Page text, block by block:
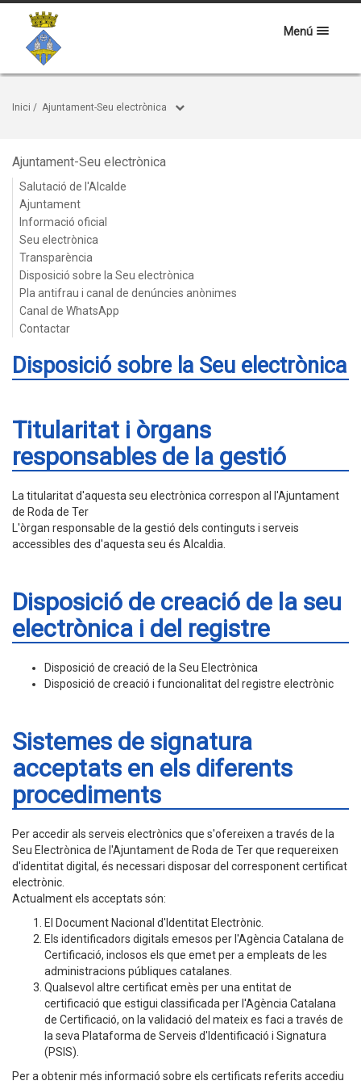
Menú
Inici / Ajuntament-Seu electrònica
Ajuntament-Seu electrònica
Salutació de l'Alcalde
Ajuntament
Informació oficial
Seu electrònica
Transparència
Disposició sobre la Seu electrònica
Pla antifrau i canal de denúncies anònimes
Canal de WhatsApp
Contactar
Disposició sobre la Seu electrònica
Titularitat i òrgans
responsables de la gestió
La titularitat d'aquesta seu electrònica correspon al l'Ajuntament
de Roda de Ter
L'òrgan responsable de la gestió dels continguts i serveis
accessibles des d'aquesta seu és Alcaldia.
Disposició de creació de la seu
electrònica i del registre
Disposició de creació de la Seu Electrònica
Disposició de creació i funcionalitat del registre electrònic
Sistemes de signatura
acceptats en els diferents
procediments
Per accedir als serveis electrònics que s'ofereixen a través de la
Seu Electrònica de l'Ajuntament de Roda de Ter que requereixen
d'identitat digital, és necessari disposar del corresponent certificat
electrònic.
Actualment els acceptats són:
El Document Nacional d'Identitat Electrònic.
Els identificadors digitals emesos per l'Agència Catalana de
Certificació, inclosos els que emet per a empleats de les
administracions públiques catalanes.
Qualsevol altre certificat emès per una entitat de
certificació que estigui classificada per l'Agència Catalana
de Certificació, on la validació del mateix es faci a través de
la seva Plataforma de Serveis d'Identificació i Signatura
(PSIS).
Per a obtenir més informació sobre els certificats referits accediu